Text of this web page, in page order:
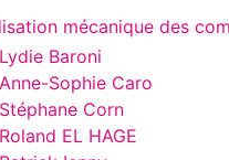
mécanique des
Lydie Baroni
Anne-Sophie Caro
Stéphane Corn
Roland EL HAGE